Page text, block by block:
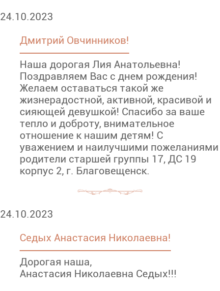
24.10.2023
Дмитрий Овчинников!
Наша дорогая Лия Анатольевна!
Поздравляем Вас с днем рождения!
Желаем оставаться такой же
жизнерадостной, активной, красивой и
сияющей девушкой! Спасибо за ваше
тепло и доброту, внимательное
отношение к нашим детям! С
уважением и наилучшими пожеланиями
родители старшей группы 17, ДС 19
корпус 2, г. Благовещенск.
24.10.2023
Седых Анастасия Николаевна!
Дорогая наша,
Анастасия Николаевна Седых!!!